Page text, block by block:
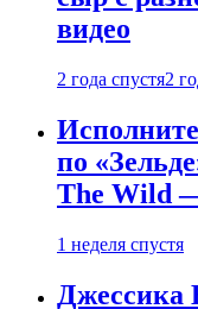
видео
2 года спустя2
по
The Wild
1 неделя спустя
Джессика